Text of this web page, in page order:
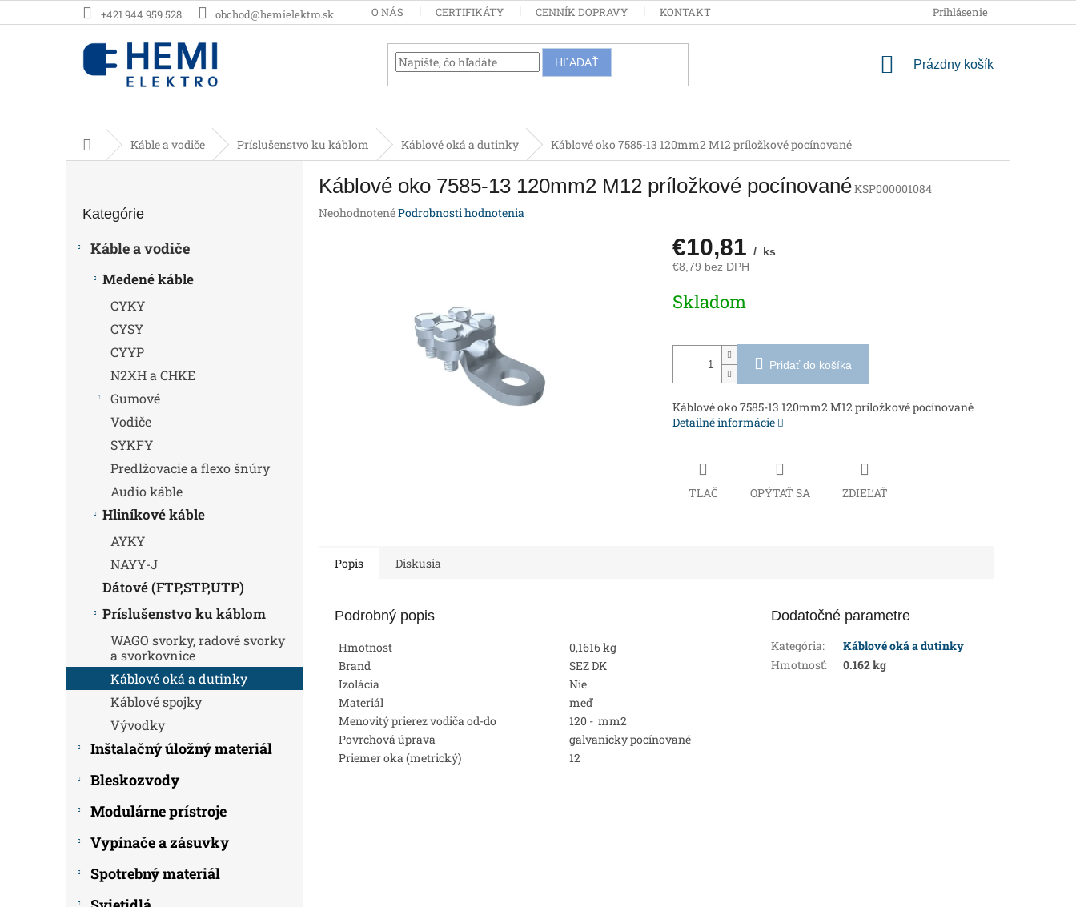
na
+421 944 959 528 obchod@hemielektro.sk O NÁS CERTIFIKÁTY CENNÍK DOPRAVY KONTAKT PODMIENKY OCHRANY
Prihlásenie
HĽADAŤ
NÁKUPNÝ
Prázdny košík
DomovKáble a vodiče Príslušenstvo ku káblom Káblové oká a dutinky Káblové oko 7585-13 120mm2 M12 príložkové pocínované
kategórie
Kategórie
Káble a vodiče
Medené káble
CYKY
CYSY
CYYP
N2XH a CHKE
Gumové
Vodiče
SYKFY
Predlžovacie a flexo šnúry
Audio káble
Hliníkové káble
AYKY
NAYY-J
Dátové (FTP,STP,UTP)
Príslušenstvo ku káblom
WAGO svorky, radové svorky
a svorkovnice
Káblové oká a dutinky
Káblové spojky
Vývodky
Inštalačný úložný materiál
Bleskozvody
Modulárne prístroje
Vypínače a zásuvky
Spotrebný materiál
Káblové oko 7585-13 120mm2 M12 príložkové pocínovanéKSP000001084
Priemerné
NeohodnotenéPodrobnosti hodnotenia
€10,81 / ks
€8,79 bez DPH
cena:
Skladom
Pridať do košíka
Káblové oko 7585-13 120mm2 M12 príložkové pocínované
Detailné informácie
TLAČ OPÝTAŤ SA ZDIEĽAŤ
Popis Diskusia
Podrobný popis
Hmotnost
0,1616 kg
Brand
SEZ DK
Izolácia
Nie
Materiál
meď
Menovitý prierez vodiča od-do
120 - mm2
Povrchová úprava
galvanicky pocínované
Priemer oka (metrický)
12
Dodatočné parametre
Kategória:
Káblové oká a dutinky
Hmotnosť: 0.162 kg